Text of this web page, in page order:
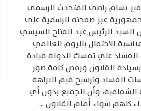
المتحدث الرسمى
الرسمية على
الفتاح السيسي
باليوم العالمي
الدولة قيادة
ورفض كافة صور
قيم النزاهة
الجميع بدون أي
القانون ...